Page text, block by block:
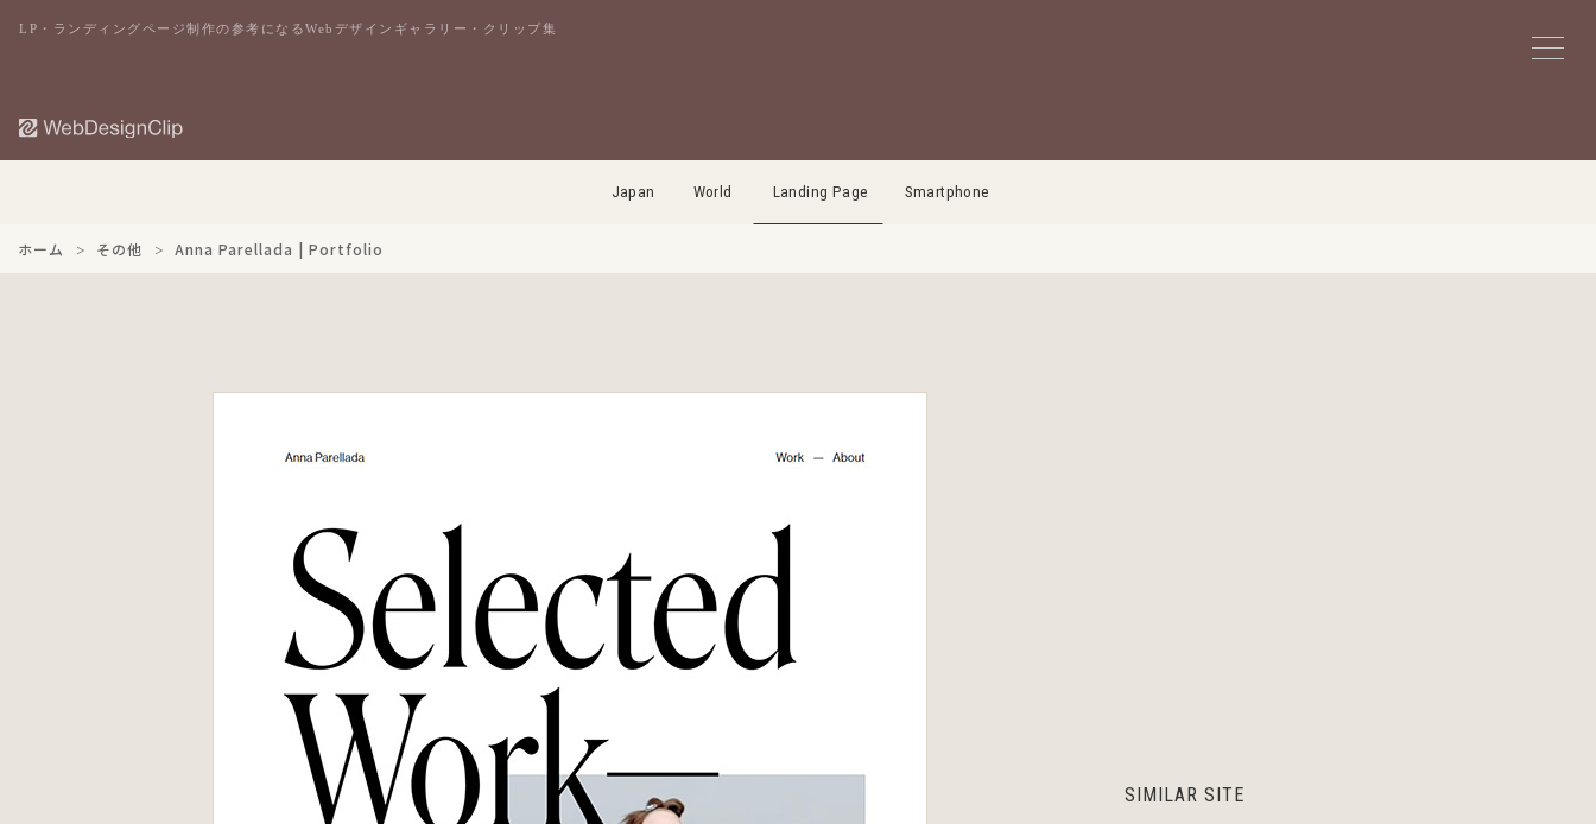
LP・ランディングページ制作の参考になるWebデザインギャラリー・クリップ集
Japan World Landing Page Smartphone
ホーム その他 Anna Parellada | Portfolio
SIMILAR SITE